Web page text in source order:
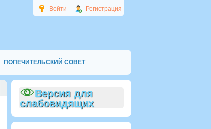
Войти Регистрация
ПОПЕЧИТЕЛЬСКИЙ СОВЕТ
Версия для
слабовидящих